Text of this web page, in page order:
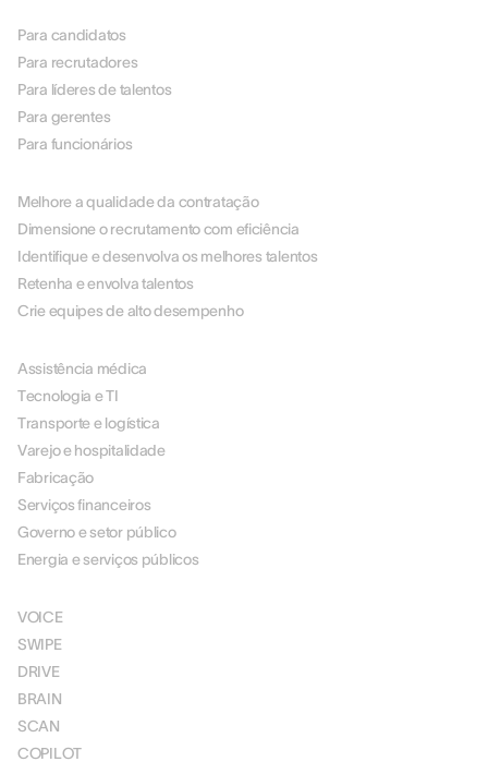
Para candidatos
Para recrutadores
Para líderes de talentos
Para gerentes
Para funcionários
Melhore a qualidade da contratação
Dimensione o recrutamento com eficiência
Identifique e desenvolva os melhores talentos
Retenha e envolva talentos
Crie equipes de alto desempenho
Assistência médica
Tecnologia e TI
Transporte e logística
Varejo e hospitalidade
Fabricação
Serviços financeiros
Governo e setor público
Energia e serviços públicos
VOICE
SWIPE
DRIVE
BRAIN
SCAN
COPILOT